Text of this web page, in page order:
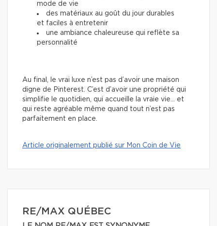
mode de vie
des matériaux au goût du jour durables
et faciles à entretenir
une ambiance chaleureuse qui reflète sa
personnalité
Au final, le vrai luxe n’est pas d’avoir une maison
digne de Pinterest. C’est d’avoir une propriété qui
simplifie le quotidien, qui accueille la vraie vie… et
qui reste agréable même quand tout n’est pas
parfaitement en place.
Article originalement publié sur Mon Coin de Vie
RE/MAX QUÉBEC